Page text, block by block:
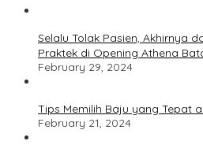
Selalu Tolak Pasien, Akhirnya
Praktek di Opening Athena
February 29, 2024
Tips Memilih Baju yang Tepat
February 21, 2024